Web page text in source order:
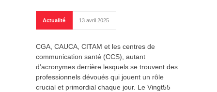
Actualité 13 avril 2025
CGA, CAUCA, CITAM et les centres de
communication santé (CCS), autant
d’acronymes derrière lesquels se trouvent des
professionnels dévoués qui jouent un rôle
crucial et primordial chaque jour. Le Vingt55